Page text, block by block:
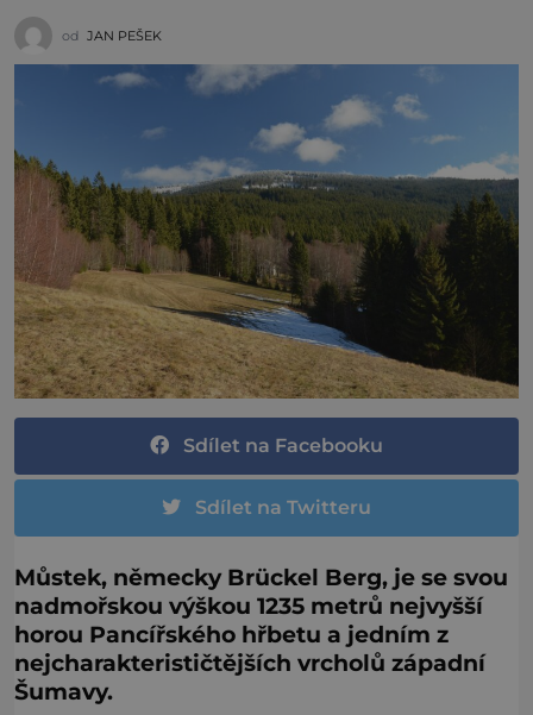
od JAN PEŠEK
Sdílet na Facebooku
Sdílet na Twitteru
Můstek, německy Brückel Berg, je se svou
nadmořskou výškou 1235 metrů nejvyšší
horou Pancířského hřbetu a jedním z
nejcharakterističtějších vrcholů západní
Šumavy.